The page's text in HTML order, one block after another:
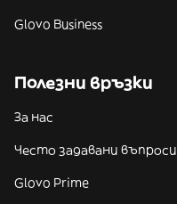
Glovo Business
Полезни връзки
За нас
Често задавани въпроси
Glovo Prime